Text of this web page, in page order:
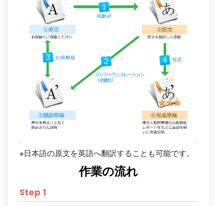
※日本語の原文を英語へ翻訳することも可能です。
作業の流れ
Step 1